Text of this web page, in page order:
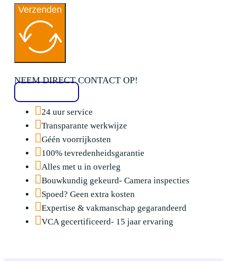
Verzenden
NEEM DIRECT CONTACT OP!
24 uur service
Transparante werkwijze
Géén voorrijkosten
100% tevredenheidsgarantie
Alles met u in overleg
Bouwkundig gekeurd- Camera inspecties
Spoed? Geen extra kosten
Expertise & vakmanschap gegarandeerd
VCA gecertificeerd- 15 jaar ervaring